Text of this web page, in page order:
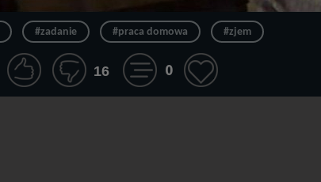
#zadanie #praca domowa #zjem
16 0